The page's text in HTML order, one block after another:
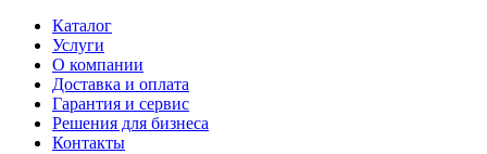
Каталог
Услуги
О компании
Доставка и оплата
Гарантия и сервис
Решения для бизнеса
Контакты